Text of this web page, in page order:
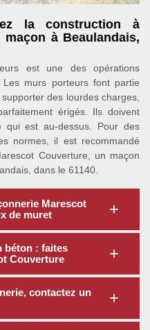
la construction à
à Beaulandais,
est une des opérations
murs porteurs font partie
des lourdes charges,
érigés. Ils doivent
qui est au-dessus. Pour des
normes, il est recommandé
Couverture, un maçon
dans le 61140.
Marescot
de muret
béton : faites
Couverture
contactez un